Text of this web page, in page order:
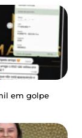
em golpe